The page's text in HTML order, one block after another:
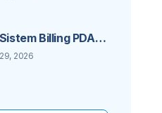
Billing PDAM
Pelanggan
2026